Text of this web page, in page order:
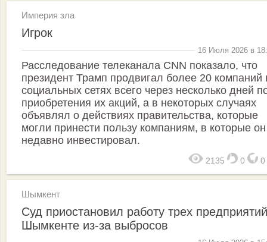
Империя зла
Игрок
16 Июля 2026 в
Расследование телеканала CNN показало, что
президент Трамп продвигал более 20 компаний
социальных сетях всего через несколько дней
приобретения их акций, а в некоторых случаях
объявлял о действиях правительства, которые
могли принести пользу компаниям, в которые он
недавно инвестировал.
2135 0 0
Шымкент
Суд приостановил работу трех
Шымкенте из-за выбросов